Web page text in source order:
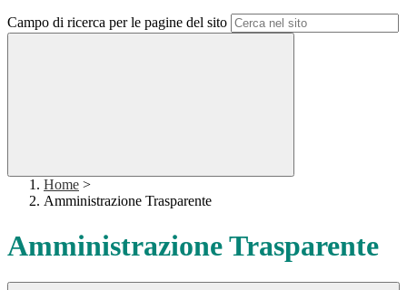
Campo di ricerca per le pagine del sito
Home >
Amministrazione Trasparente
Amministrazione Trasparente